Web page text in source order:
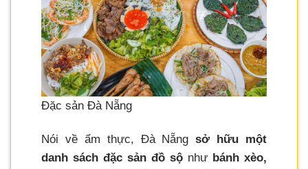
Đặc sản Đà Nẵng
Nói về ẩm thực, Đà Nẵngsở hữu một
danh sách đặc sản đồ sộ như bánh xèo,